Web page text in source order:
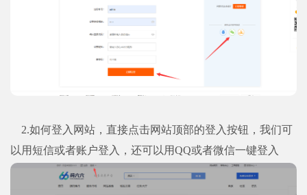
2.如何登入网站，直接点击网站顶部的登入按钮，我们可
以用短信或者账户登入，还可以用QQ或者微信一键登入